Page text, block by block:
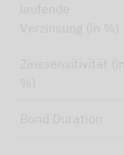
laufende
Verzinsung (in %)
Zinssensitivität (in
%)
Bond Duration